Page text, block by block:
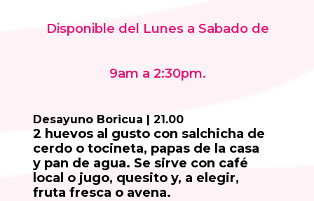
Disponible del Lunes a Sabado de
9am a 2:30pm.
Desayuno Boricua | 21.00
2 huevos al gusto con salchicha de
cerdo o tocineta, papas de la casa
y pan de agua. Se sirve con café
local o jugo, quesito y, a elegir,
fruta fresca o avena.